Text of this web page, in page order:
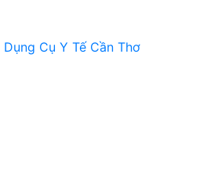
Dụng Cụ Y Tế Cần Thơ